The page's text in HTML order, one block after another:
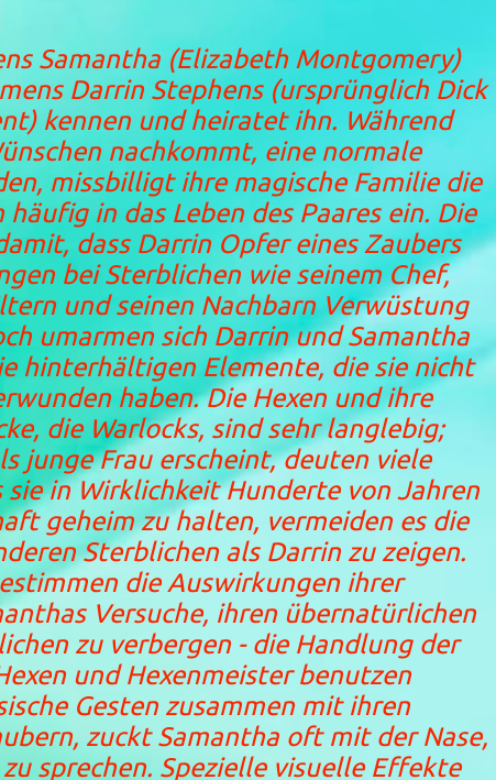
Samantha (Elizabeth Montgomery)
Darrin Stephens (ursprünglich Dick
kennen und heiratet ihn. Während
nachkommt, eine normale
missbilligt ihre magische Familie die
in das Leben des Paares ein. Die
dass Darrin Opfer eines Zaubers
bei Sterblichen wie seinem Chef,
und seinen Nachbarn Verwüstung
umarmen sich Darrin und Samantha
hinterhältigen Elemente, die sie nicht
haben. Die Hexen und ihre
die Warlocks, sind sehr langlebig;
junge Frau erscheint, deuten viele
sie in Wirklichkeit Hunderte von Jahren
geheim zu halten, vermeiden es die
Sterblichen als Darrin zu zeigen.
die Auswirkungen ihrer
Versuche, ihren übernatürlichen
zu verbergen - die Handlung der
und Hexenmeister benutzen
Gesten zusammen mit ihren
zuckt Samantha oft mit der Nase,
sprechen. Spezielle visuelle Effekte